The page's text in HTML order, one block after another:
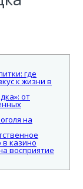
где
к жизни в
от
на
в казино
восприятие